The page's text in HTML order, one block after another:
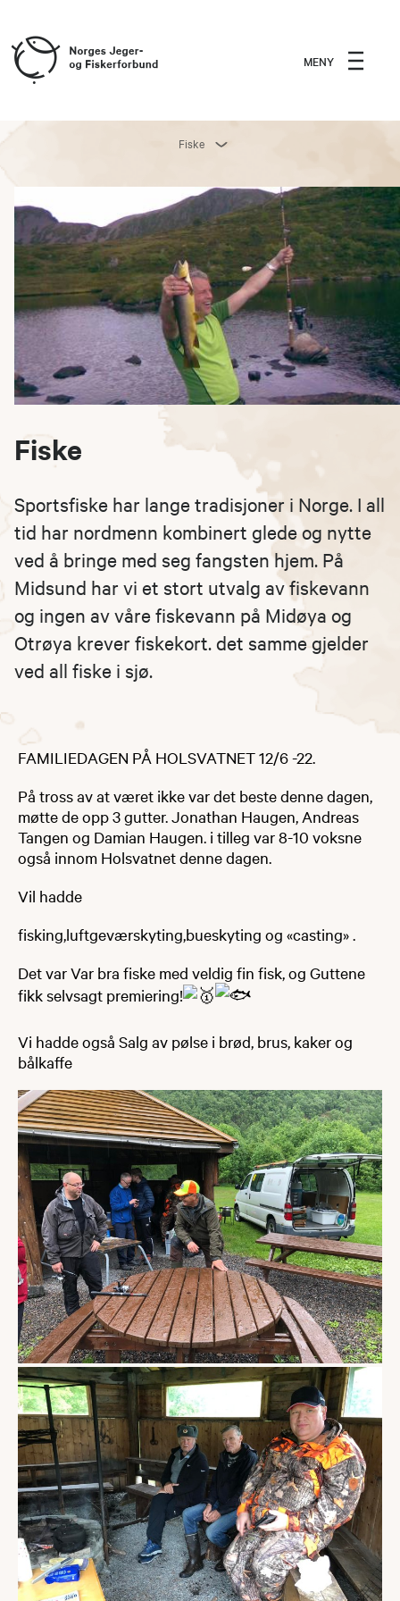
MENY
Fiske
Fiske
Sportsfiske har lange tradisjoner i Norge. I all
tid har nordmenn kombinert glede og nytte
ved å bringe med seg fangsten hjem. På
Midsund har vi et stort utvalg av fiskevann
og ingen av våre fiskevann på Midøya og
Otrøya krever fiskekort. det samme gjelder
ved all fiske i sjø.
FAMILIEDAGEN PÅ HOLSVATNET 12/6 -22.
På tross av at været ikke var det beste denne dagen,
møtte de opp 3 gutter. Jonathan Haugen, Andreas
Tangen og Damian Haugen. i tilleg var 8-10 voksne
også innom Holsvatnet denne dagen.
Vil hadde
fisking,luftgeværskyting,bueskyting og «casting» .
Det var Var bra fiske med veldig fin fisk, og Guttene
fikk selvsagt premiering!
Vi hadde også Salg av pølse i brød, brus, kaker og
bålkaffe